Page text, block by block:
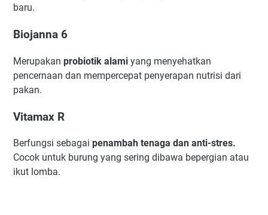
baru.
Biojanna 6
Merupakan probiotik alami yang menyehatkan
pencernaan dan mempercepat penyerapan nutrisi dari
pakan.
Vitamax R
Berfungsi sebagai penambah tenaga dan anti-stres.
Cocok untuk burung yang sering dibawa bepergian atau
ikut lomba.